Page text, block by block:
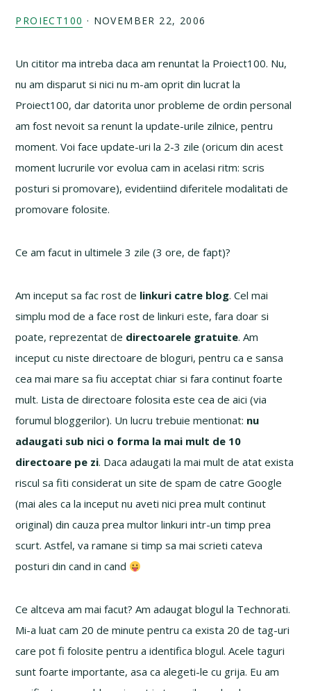
PROIECT100 · NOVEMBER 22, 2006
Un cititor ma intreba daca am renuntat la Proiect100. Nu,
nu am disparut si nici nu m-am oprit din lucrat la
Proiect100, dar datorita unor probleme de ordin personal
am fost nevoit sa renunt la update-urile zilnice, pentru
moment. Voi face update-uri la 2-3 zile (oricum din acest
moment lucrurile vor evolua cam in acelasi ritm: scris
posturi si promovare), evidentiind diferitele modalitati de
promovare folosite.
Ce am facut in ultimele 3 zile (3 ore, de fapt)?
Am inceput sa fac rost de linkuri catre blog. Cel mai
simplu mod de a face rost de linkuri este, fara doar si
poate, reprezentat de directoarele gratuite. Am
inceput cu niste directoare de bloguri, pentru ca e sansa
cea mai mare sa fiu acceptat chiar si fara continut foarte
mult. Lista de directoare folosita este cea de aici (via
forumul bloggerilor). Un lucru trebuie mentionat: nu
adaugati sub nici o forma la mai mult de 10
directoare pe zi. Daca adaugati la mai mult de atat exista
riscul sa fiti considerat un site de spam de catre Google
(mai ales ca la inceput nu aveti nici prea mult continut
original) din cauza prea multor linkuri intr-un timp prea
scurt. Astfel, va ramane si timp sa mai scrieti cateva
posturi din cand in cand
Ce altceva am mai facut? Am adaugat blogul la Technorati.
Mi-a luat cam 20 de minute pentru ca exista 20 de tag-uri
care pot fi folosite pentru a identifica blogul. Acele taguri
sunt foarte importante, asa ca alegeti-le cu grija. Eu am